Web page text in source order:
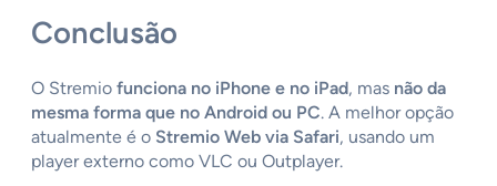
Conclusão
O Stremio funciona no iPhone e no iPad, mas não da
mesma forma que no Android ou PC. A melhor opção
atualmente é o Stremio Web via Safari, usando um
player externo como VLC ou Outplayer.